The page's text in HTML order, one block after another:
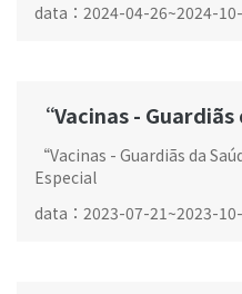
Yongzheng da dinastia
data ： 2024-04-26~2024-
“Vacinas - Guardiãs da
Especial
data ： 2023-07-21~2023-